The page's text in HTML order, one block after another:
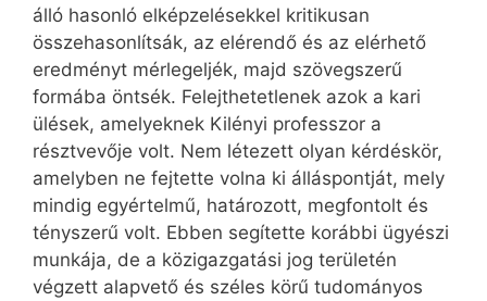
álló hasonló elképzelésekkel kritikusan
összehasonlítsák, az elérendő és az elérhető
eredményt mérlegeljék, majd szövegszerű
formába öntsék. Felejthetetlenek azok a kari
ülések, amelyeknek Kilényi professzor a
résztvevője volt. Nem létezett olyan kérdéskör,
amelyben ne fejtette volna ki álláspontját, mely
mindig egyértelmű, határozott, megfontolt és
tényszerű volt. Ebben segítette korábbi ügyészi
munkája, de a közigazgatási jog területén
végzett alapvető és széles körű tudományos